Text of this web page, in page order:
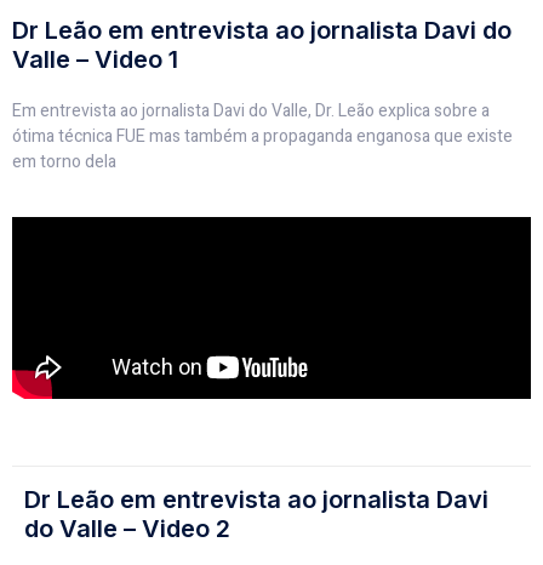
Dr Leão em entrevista ao jornalista Davi do
Valle – Video 1
Em entrevista ao jornalista Davi do Valle, Dr. Leão explica sobre a
ótima técnica FUE mas também a propaganda enganosa que existe
em torno dela
Dr Leão em entrevista ao jornalista Davi
do Valle – Video 2